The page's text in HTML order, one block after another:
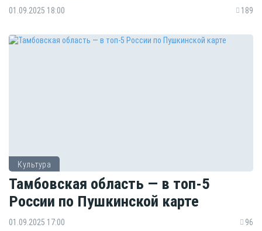
01.09.2025 18:00 189
Культура
Тамбовская область — в топ-5
России по Пушкинской карте
01.09.2025 17:00 96